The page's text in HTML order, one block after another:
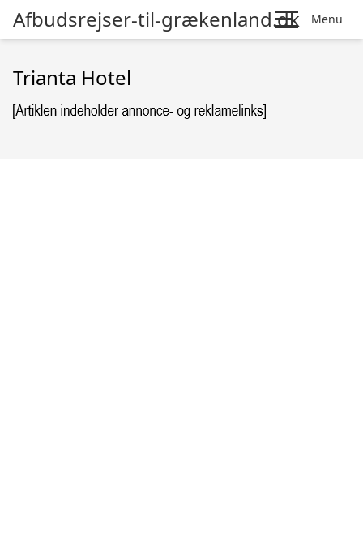
Afbudsrejser-til-grækenland.dk Menu
Trianta Hotel